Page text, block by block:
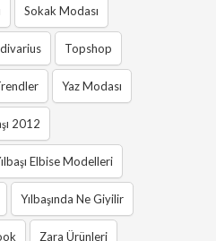
Sokak Modası
Topshop
Yaz Modası
2012
Elbise Modelleri
Yılbaşında Ne Giyilir
Zara Ürünleri